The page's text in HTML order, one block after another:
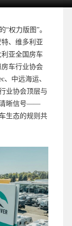
权力版图”。
、维多利亚
亚全国房车
车行业协会
、中远海运、
业协会顶层与
清晰信号——
生态的规则共